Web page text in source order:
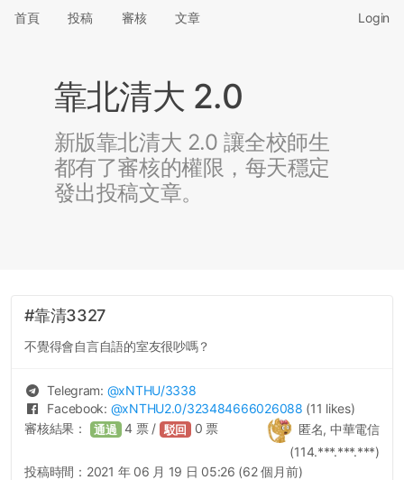
首頁 投稿 審核 文章 Login
靠北清大 2.0
新版靠北清大 2.0 讓全校師生
都有了審核的權限，每天穩定
發出投稿文章。
#靠清3327
不覺得會自言自語的室友很吵嗎？
Telegram: @xNTHU/3338
Facebook: @xNTHU2.0/323484666026088 (11 likes)
匿名, 中華電信
(114.***.***.***)
審核結果： 通過 4 票 / 駁回 0 票
投稿時間： 2021 年 06 月 19 日 05:26 (62 個月前)